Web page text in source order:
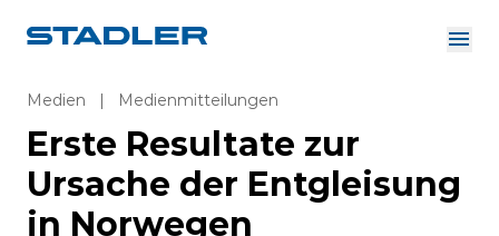
Investor Relations
Zulieferer
Downloads
Deutsch
Über uns
Lösungen
Karriere
Medien | Medienmitteilungen
Erste Resultate zur
Ursache der Entgleisung
in Norwegen